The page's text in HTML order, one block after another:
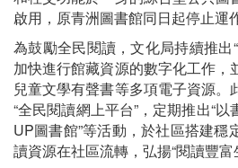
啟用，原青洲圖書館同日起停止運作
為鼓勵全民閱讀，文化局持續推出
加快進行館藏資源的數字化工作，
兒童文學有聲書等多項電子資源。
“全民閱讀網上平台”，定期推出“以
UP圖書館”等活動，於社區搭建穩
讀資源在社區流轉，弘揚“閱讀豐富